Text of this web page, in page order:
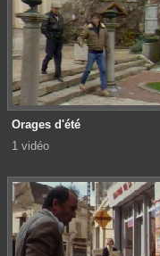
Orages d'été
1 vidéo